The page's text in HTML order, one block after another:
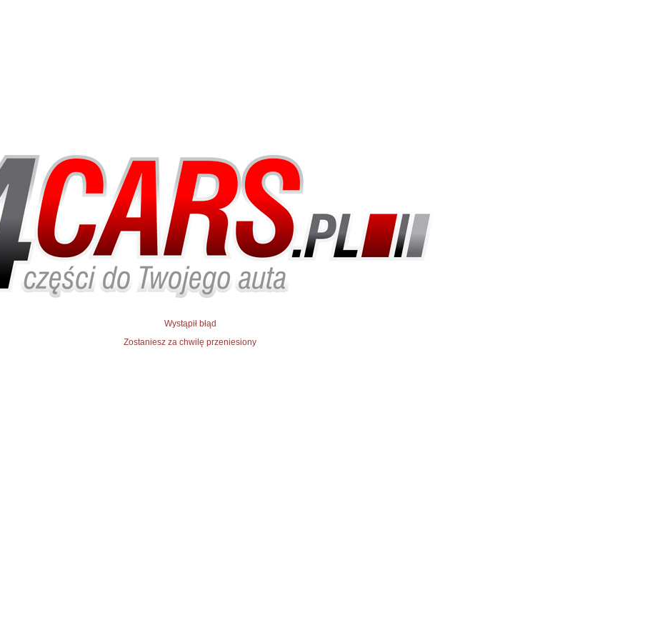
Wystąpił błąd
Zostaniesz za chwilę przeniesiony